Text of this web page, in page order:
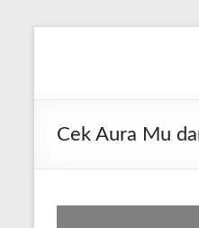
Aura
Cek Aura Mu